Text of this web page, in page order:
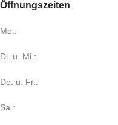
Öffnungszeiten
Mo.:
Di. u. Mi.:
Do. u. Fr.:
Sa.: